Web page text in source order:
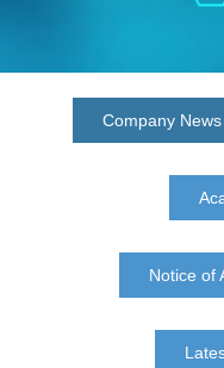
Company News
Notice of